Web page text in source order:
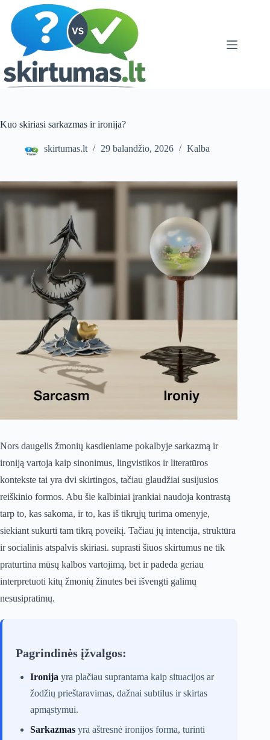
content
Kuo skiriasi sarkazmas ir ironija?
skirtumas.lt 29 balandžio, 2026 Kalba
Nors daugelis žmonių kasdieniame pokalbyje sarkazmą ir
ironiją vartoja kaip sinonimus, lingvistikos ir literatūros
kontekste tai yra dvi skirtingos, tačiau glaudžiai susijusios
reiškinio formos. Abu šie kalbiniai įrankiai naudoja kontrastą
tarp to, kas sakoma, ir to, kas iš tikrųjų turima omenyje,
siekiant sukurti tam tikrą poveikį. Tačiau jų intencija, struktūra
ir socialinis atspalvis skiriasi. suprasti šiuos skirtumus ne tik
praturtina mūsų kalbos vartojimą, bet ir padeda geriau
interpretuoti kitų žmonių žinutes bei išvengti galimų
nesusipratimų.
Pagrindinės įžvalgos:
Ironija yra plačiau suprantama kaip situacijos ar
žodžių prieštaravimas, dažnai subtilus ir skirtas
apmąstymui.
Sarkazmas yra aštresnė ironijos forma, turinti